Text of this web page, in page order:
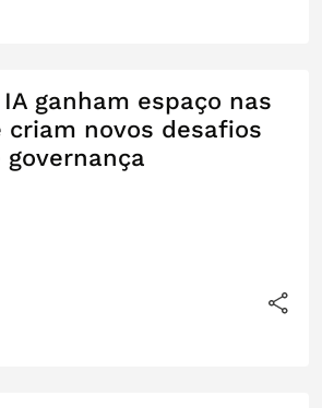
ganham espaço nas
criam novos desafios
governança